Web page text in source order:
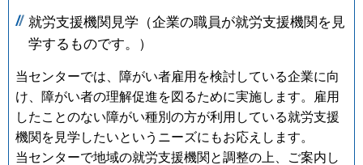
就労支援機関見学 （企業の職員が就労支援機関を見
学するものです。）
当センターでは、障がい者雇用を検討している企業に向
け、障がい者の理解促進を図るために実施します。雇用
したことのない障がい種別の方が利用している就労支援
機関を見学したいというニーズにもお応えします。
当センターで地域の就労支援機関と調整の上、ご案内し